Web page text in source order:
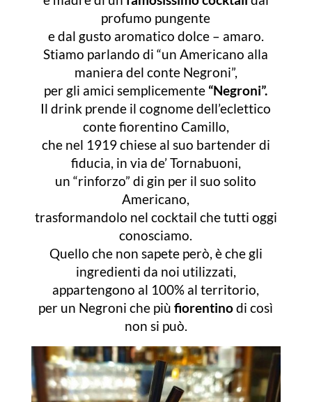
profumo pungente
e dal gusto aromatico dolce – amaro.
Stiamo parlando di “un Americano alla
maniera del conte Negroni”,
per gli amici semplicemente “Negroni”.
Il drink prende il cognome dell’eclettico
conte fiorentino Camillo,
che nel 1919 chiese al suo bartender di
fiducia, in via de’ Tornabuoni,
un “rinforzo” di gin per il suo solito
Americano,
trasformandolo nel cocktail che tutti oggi
conosciamo.
Quello che non sapete però, è che gli
ingredienti da noi utilizzati,
appartengono al 100% al territorio,
per un Negroni che più fiorentinodi così
non si può.